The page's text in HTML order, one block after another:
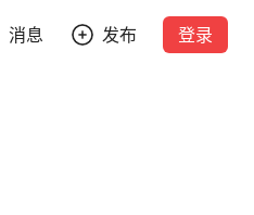
消息 发布 登录